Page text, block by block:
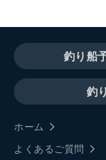
釣り船
釣
ホーム
よくあるご質問